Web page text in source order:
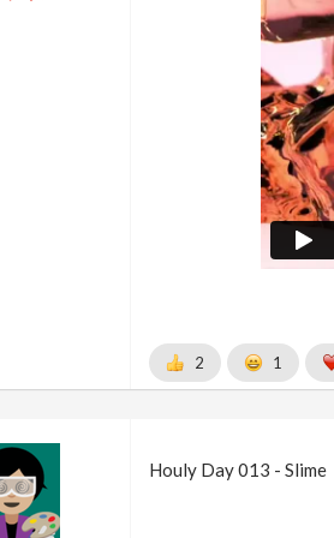
2 1
Houly Day 013 - Slime